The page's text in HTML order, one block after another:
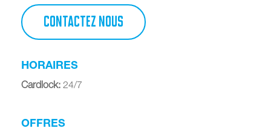
CONTACTEZ NOUS
HORAIRES
Cardlock: 24/7
OFFRES